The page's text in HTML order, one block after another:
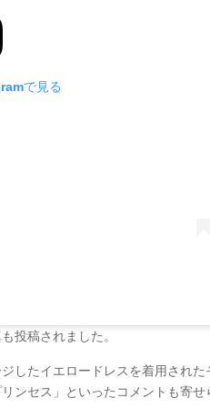
で見る
投稿されました。
したイエロードレスを着用された
ンセス」といったコメントも寄せ